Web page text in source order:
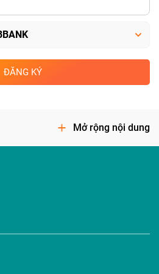
ĐĂNG KÝ
Mở rộng nội dung